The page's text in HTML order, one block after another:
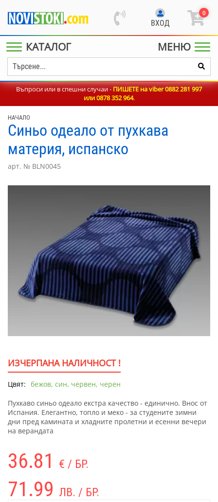
ВХОД
0
КАТАЛОГ МЕНЮ
Въпроси или в спешни случаи -ПИШЕТЕ на viber 0882 281 997
или0878 352 964.
НАЧАЛО
Синьо одеало от пухкава
материя, испанско
арт. № BLN0045
ИЗЧЕРПАНА НАЛИЧНОСТ !
Цвят: бежов, син, червен, черен
Пухкаво синьо одеало екстра качество - единично. Внос от
Испания. Елегантно, топло и меко - за студените зимни
дни пред камината и хладните пролетни и есенни вечери
на верандата
36.81 € / БР.
71.99 ЛВ. / БР.